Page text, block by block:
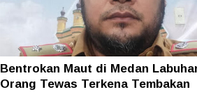
Bentrokan Maut di Medan
Orang Tewas Terkena Tembakan